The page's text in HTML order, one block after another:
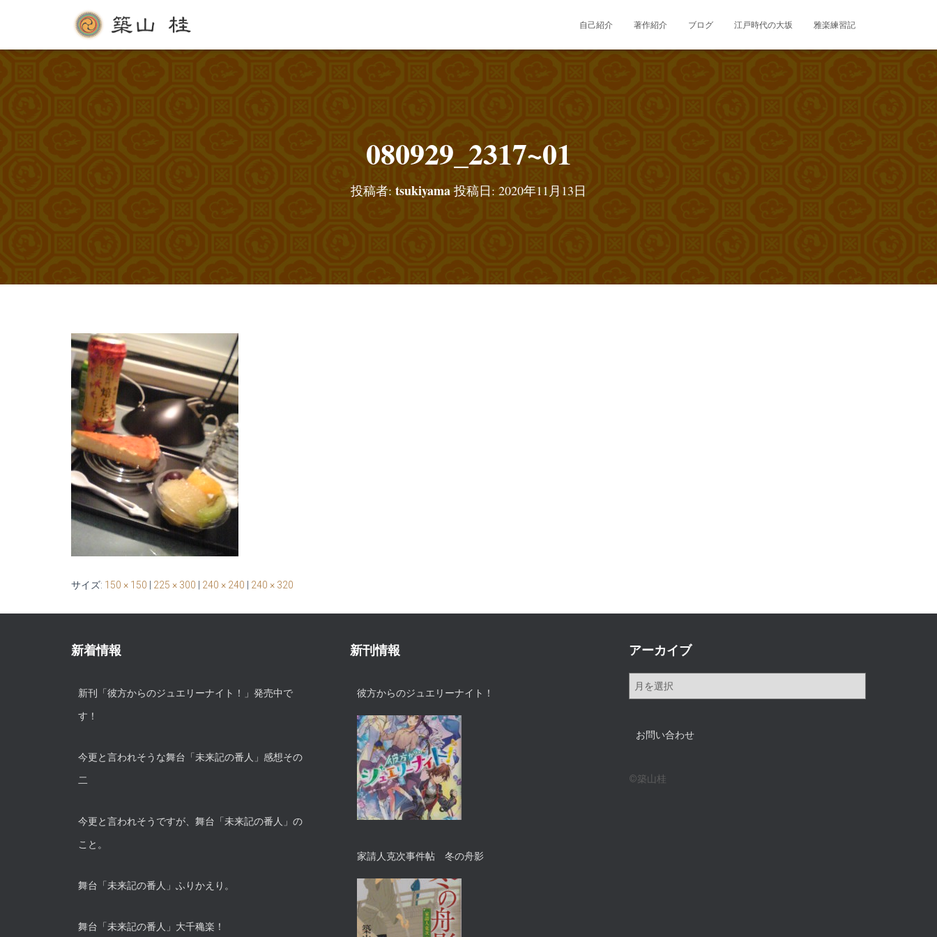
自己紹介 著作紹介 ブログ 江戸時代の大坂 雅楽練習記
080929_2317~01
投稿者: tsukiyama 投稿日: 2020年11月13日
サイズ: 150 × 150 225 × 300 240 × 240 240 × 320
新着情報
新刊「彼方からのジュエリーナイト！」発売中で
す！
今更と言われそうな舞台「未来記の番人」感想その
二
今更と言われそうですが、舞台「未来記の番人」の
こと。
舞台「未来記の番人」ふりかえり。
舞台「未来記の番人」大千穐楽！
新刊情報
彼方からのジュエリーナイト！
家請人克次事件帖 冬の舟影
アーカイブ
ア
ブ
お問い合わせ
©築山桂